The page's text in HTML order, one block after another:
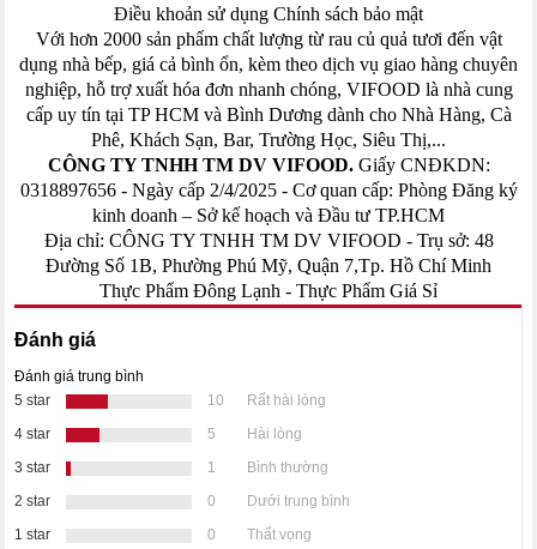
Điều khoản sử dụng Chính sách bảo mật
Với hơn 2000 sản phẩm chất lượng từ rau củ quả tươi đến vật
dụng nhà bếp, giá cả bình ổn, kèm theo dịch vụ giao hàng chuyên
nghiệp, hỗ trợ xuất hóa đơn nhanh chóng, VIFOOD là nhà cung
cấp uy tín tại TP HCM và Bình Dương dành cho Nhà Hàng, Cà
Phê, Khách Sạn, Bar, Trường Học, Siêu Thị,...
CÔNG TY TNHH TM DV VIFOOD.Giấy CNĐKDN:
0318897656 - Ngày cấp 2/4/2025 - Cơ quan cấp: Phòng Đăng ký
kinh doanh – Sở kế hoạch và Đầu tư TP.HCM
Địa chỉ: CÔNG TY TNHH TM DV VIFOOD - Trụ sở: 48
Đường Số 1B, Phường Phú Mỹ, Quận 7,Tp. Hồ Chí Minh
Thực Phẩm Đông Lạnh - Thực Phẩm Giá Sỉ
Đánh giá
Đánh giá trung bình
5 star
10
Rất hài lòng
4 star
5
Hài lòng
3 star
1
Bình thường
2 star
0
Dưới trung bình
1 star
0 Thất vọng